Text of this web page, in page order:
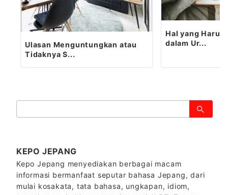
Ulasan Menguntungkan atau
Tidaknya S...
Hal yang
dalam Ur...
索：
KEPO JEPANG
Kepo Jepang menyediakan berbagai macam
informasi bermanfaat seputar bahasa Jepang, dari
mulai kosakata, tata bahasa, ungkapan, idiom,